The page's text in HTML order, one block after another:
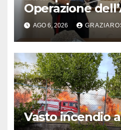
Operazione
AGO 6, 2026
Vasto incendio